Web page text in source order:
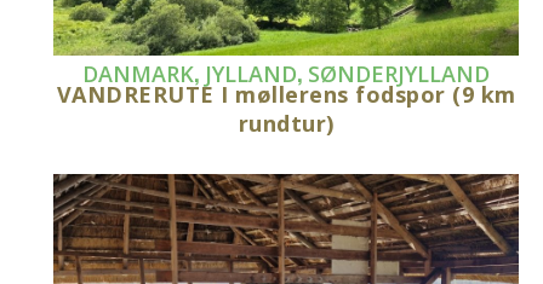
DANMARK, JYLLAND, SØNDERJYLLAND
VANDRERUTE I møllerens fodspor (9 km
rundtur)